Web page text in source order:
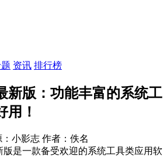
资讯 排行榜
新版：功能丰富的系统工
用！
：小影志 作者：佚名
是一款备受欢迎的系统工具类应用软